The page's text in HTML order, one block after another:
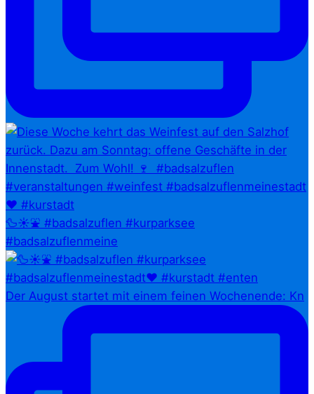
🦆☀️⛲ #badsalzuflen #kurparksee
#badsalzuflenmeine
Der August startet mit einem feinen Wochenende: Kn